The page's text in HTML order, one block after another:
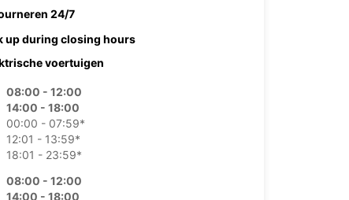
24/7
up during closing hours
voertuigen
08:00 - 12:00
14:00 - 18:00
00:00 - 07:59*
12:01 - 13:59*
18:01 - 23:59*
08:00 - 12:00
14:00 - 18:00